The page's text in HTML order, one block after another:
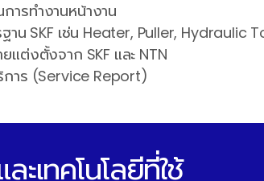
ารทำงานหน้างาน
ฐาน SKF เช่น Heater, Puller, Hydraulic
ยแต่งตั้งจาก SKF และ NTN
การ (Service Report)
ะเทคโนโลยีที่ใช้